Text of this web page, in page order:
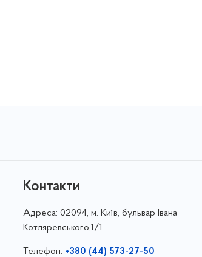
Контакти
Адреса: 02094, м. Київ, бульвар Івана
Котляревського,1/1
Телефон: +380 (44) 573-27-50